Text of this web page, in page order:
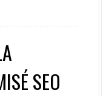
SEO